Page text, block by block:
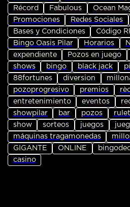
Récord
Fabulous
Ocean
Promociones
Redes Sociales
Bases y Condiciones
Código
Bingo Oasis Pilar
Horarios
expendiente
Pozos en juego
shows
bingo black jack
88fortunes
diversion
pozoprogresivo
premios
entretenimiento
eventos
showpilar
bar pozos
show
sorteos juegos
máquinas tragamonedas
GIGANTE
ONLINE
casino